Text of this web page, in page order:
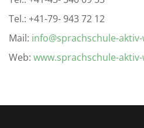
Tel.: +41-79- 943 72 12
Mail: info@sprachschule-
Web: www.sprachschule-